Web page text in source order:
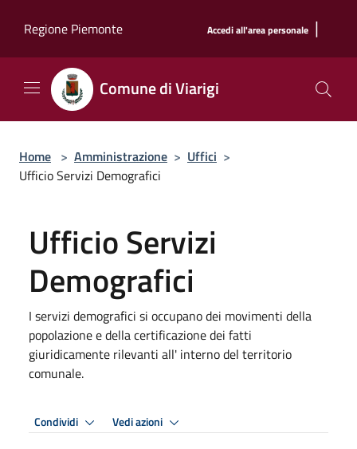
Regione Piemonte
Accedi all'area personale |
Comune di Viarigi
Home > Amministrazione > Uffici >
Ufficio Servizi Demografici
Ufficio Servizi
Demografici
I servizi demografici si occupano dei movimenti della
popolazione e della certificazione dei fatti
giuridicamente rilevanti all' interno del territorio
comunale.
Condividi Vedi azioni